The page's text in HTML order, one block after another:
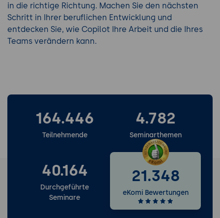
in die richtige Richtung. Machen Sie den nächsten
Schritt in Ihrer beruflichen Entwicklung und
entdecken Sie, wie Copilot Ihre Arbeit und die Ihres
Teams verändern kann.
164.446
Teilnehmende
4.782
Seminarthemen
40.164
Durchgeführte
Seminare
21.348
eKomi Bewertungen